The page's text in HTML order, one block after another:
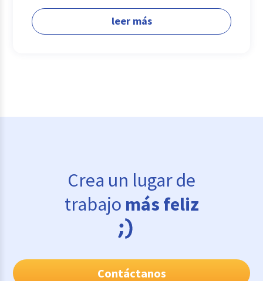
leer más
Crea un lugar de
trabajo más feliz
Contáctanos